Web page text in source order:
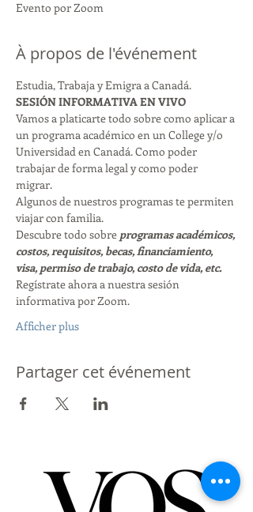
Evento por Zoom
À propos de l'événement
Estudia, Trabaja y Emigra a Canadá.
SESIÓN INFORMATIVA EN VIVO
Vamos a platicarte todo sobre como aplicar a
un programa académico en un College y/o
Universidad en Canadá. Como poder
trabajar de forma legal y como poder
migrar.
Algunos de nuestros programas te permiten
viajar con familia.
Descubre todo sobre programas académicos,
costos, requisitos, becas, financiamiento,
visa, permiso de trabajo, costo de vida, etc.
Regístrate ahora a nuestra sesión
informativa por Zoom.
Afficher plus
Partager cet événement